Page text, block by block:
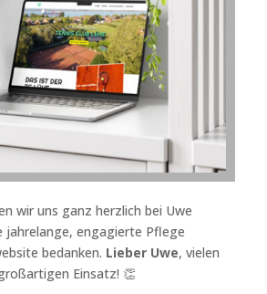
wir uns ganz herzlich bei Uwe
jahrelange, engagierte Pflege
bedanken. Lieber Uwe, vielen
Einsatz! 👏